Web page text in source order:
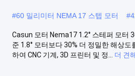
#60 밀리미터 NEMA 17 스텝 모터 #
Casun 모터 Nema17 1.2° 스테퍼 모터
준 1.8° 모터보다 30% 더 정밀한 해상
하여 CNC 기계, 3D 프린터 및 정...
더 견